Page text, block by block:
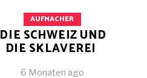
AUFMACHER
DIE SCHWEIZ UND
DIE SKLAVEREI
6 Monaten ago